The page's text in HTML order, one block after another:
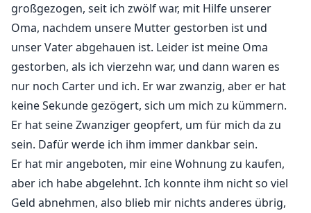
Was ich nicht erwartet hatte, war, dass dieser eine
Sommer alles verändern würde. Ich hatte nicht
erwartet, dass Paxton mich in einem anderen Licht
sehen würde. Ich sage mir selbst, dass ich über ihn
hinweg bin und das schon lange, aber die Dinge
ändern sich, als wir anfangen, mehr Zeit miteinander
zu verbringen. Ich sehe den alten Paxton wieder
durchscheinen, den echten Paxton, den, in den ich
mich all die Jahre verliebt hatte, aber das alles spielt
keine Rolle, denn es kann niemals etwas passieren,
egal wie nah wir uns kommen. Mein Bruder würde ihn
großgezogen, seit ich zwölf war, mit Hilfe unserer
Oma, nachdem unsere Mutter gestorben ist und
unser Vater abgehauen ist. Leider ist meine Oma
gestorben, als ich vierzehn war, und dann waren es
nur noch Carter und ich. Er war zwanzig, aber er hat
keine Sekunde gezögert, sich um mich zu kümmern.
Er hat seine Zwanziger geopfert, um für mich da zu
sein. Dafür werde ich ihm immer dankbar sein.
Er hat mir angeboten, mir eine Wohnung zu kaufen,
aber ich habe abgelehnt. Ich konnte ihm nicht so viel
Geld abnehmen, also blieb mir nichts anderes übrig,